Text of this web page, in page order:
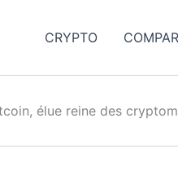
CRYPTO
élue reine des